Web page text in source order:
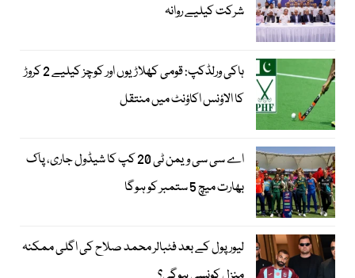
شرکت کیلیے روانہ
ہاکی ورلڈکپ: قومی کھلاڑیوں اور کوچز کیلیے 2 کروڑ
کا الاؤنس اکاؤنٹ میں منتقل
اے سی سی ویمن ٹی 20 کپ کا شیڈول جاری، پاک
بھارت میچ 5 ستمبر کو ہوگا
لیور پول کے بعد فٹبالر محمد صلاح کی اگلی ممکنہ